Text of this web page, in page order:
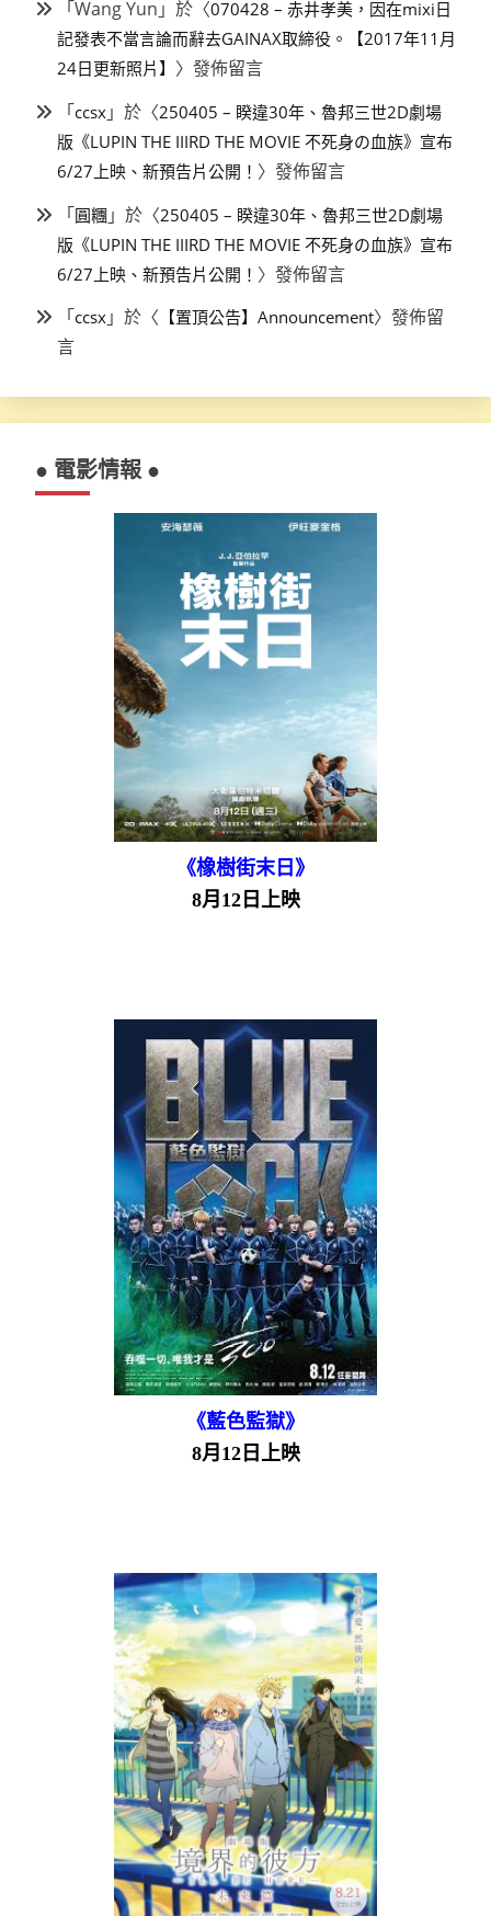
「Wang Yun 」於〈070428 – 赤井孝美，因在mixi日
記發表不當言論而辭去GAINAX取締役。【2017年11月
24日更新照片】 〉發佈留言
「ccsx 」於〈250405 – 睽違30年、魯邦三世2D劇場
版《LUPIN THE IIIRD THE MOVIE 不死身の血族》宣布
6/27上映、新預告片公開！ 〉發佈留言
「圓糰 」於〈250405 – 睽違30年、魯邦三世2D劇場
版《LUPIN THE IIIRD THE MOVIE 不死身の血族》宣布
6/27上映、新預告片公開！ 〉發佈留言
「ccsx 」於〈 【置頂公告】Announcement〉發佈留
言
● 電影情報 ●
《橡樹街末日》
8月12日上映
《藍色監獄》
8月12日上映